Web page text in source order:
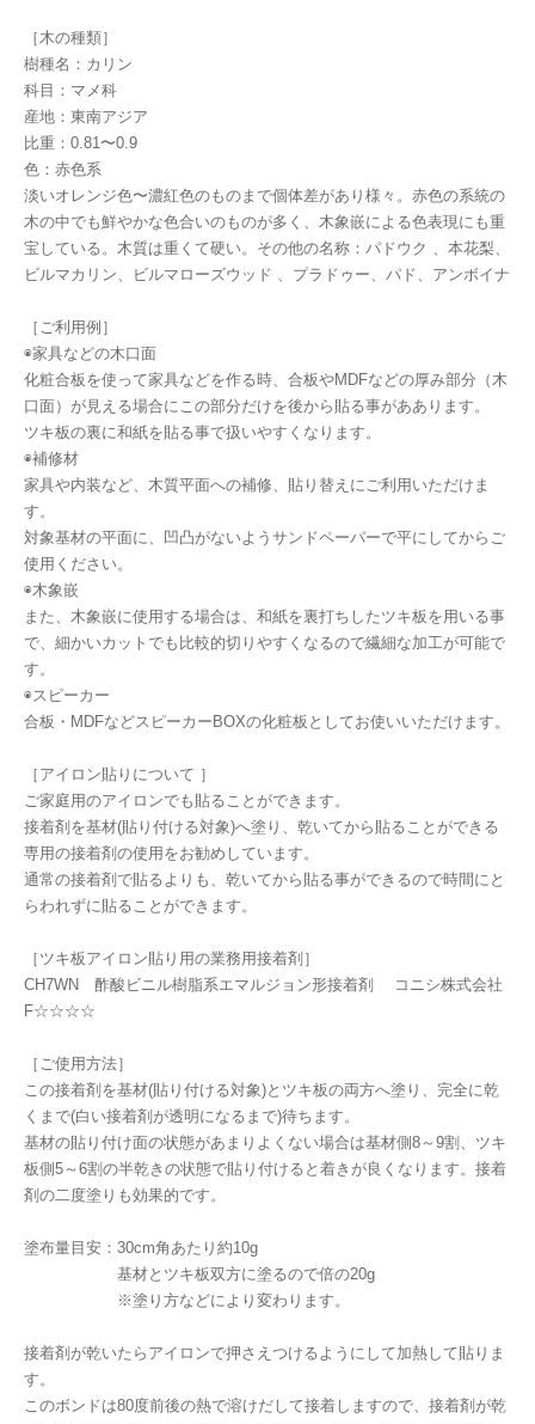
［木の種類］
樹種名：カリン
科目：マメ科
産地：東南アジア
比重：0.81〜0.9
色：赤色系
淡いオレンジ色〜濃紅色のものまで個体差があり様々。赤色の系統の
木の中でも鮮やかな色合いのものが多く、木象嵌による色表現にも重
宝している。木質は重くて硬い。その他の名称：パドウク 、本花梨、
ビルマカリン、ビルマローズウッド 、プラドゥー、パド、アンボイナ
［ご利用例］
◉家具などの木口面
化粧合板を使って家具などを作る時、合板やMDFなどの厚み部分（木
口面）が見える場合にこの部分だけを後から貼る事がああります。
ツキ板の裏に和紙を貼る事で扱いやすくなります。
◉補修材
家具や内装など、木質平面への補修、貼り替えにご利用いただけま
す。
対象基材の平面に、凹凸がないようサンドペーパーで平にしてからご
使用ください。
◉木象嵌
また、木象嵌に使用する場合は、和紙を裏打ちしたツキ板を用いる事
で、細かいカットでも比較的切りやすくなるので繊細な加工が可能で
す。
◉スピーカー
合板・MDFなどスピーカーBOXの化粧板としてお使いいただけます。
［アイロン貼りについて ］
ご家庭用のアイロンでも貼ることができます。
接着剤を基材(貼り付ける対象)へ塗り、乾いてから貼ることができる
専用の接着剤の使用をお勧めしています。
通常の接着剤で貼るよりも、乾いてから貼る事ができるので時間にと
らわれずに貼ることができます。
［ツキ板アイロン貼り用の業務用接着剤］
CH7WN 酢酸ビニル樹脂系エマルジョン形接着剤 コニシ株式会社
F☆☆☆☆
［ご使用方法］
この接着剤を基材(貼り付ける対象)とツキ板の両方へ塗り、完全に乾
くまで(白い接着剤が透明になるまで)待ちます。
基材の貼り付け面の状態があまりよくない場合は基材側8～9割、ツキ
板側5～6割の半乾きの状態で貼り付けると着きが良くなります。接着
剤の二度塗りも効果的です。
塗布量目安：30cm角あたり約10g
基材とツキ板双方に塗るので倍の20g
※塗り方などにより変わります。
接着剤が乾いたらアイロンで押さえつけるようにして加熱して貼りま
す。
このボンドは80度前後の熱で溶けだして接着しますので、接着剤が乾